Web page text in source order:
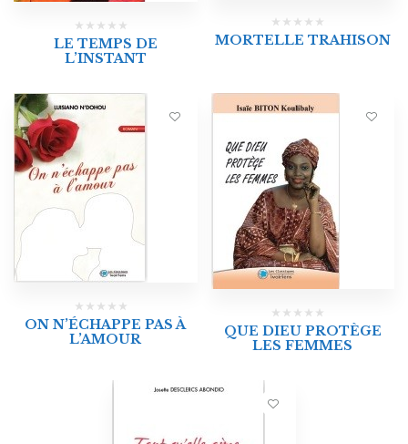
LE TEMPS DE
L’INSTANT
MORTELLE TRAHISON
ON N’ÉCHAPPE PAS À
L’AMOUR
QUE DIEU PROTÈGE
LES FEMMES